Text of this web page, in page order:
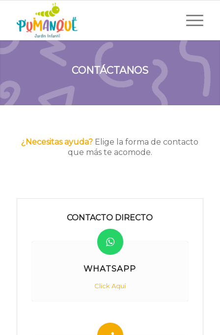
CONTÁCTANOS
¿Necesitas ayuda? Elige la forma de contacto
que más te acomode.
CONTACTO DIRECTO
WHATSAPP
Click Aquí